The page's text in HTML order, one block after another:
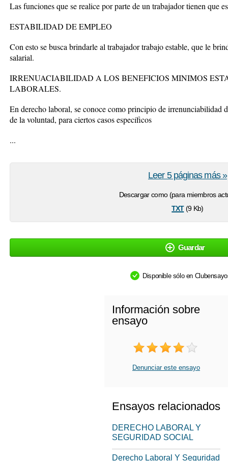
Las funciones que se realice por parte de un trabajador tienen que
ESTABILIDAD DE EMPLEO
Con esto se busca brindarle al trabajador trabajo estable, que le
salarial.
IRRENUACIABILIDAD A LOS BENEFICIOS MINIMOS
LABORALES.
En derecho laboral, se conoce como principio de irrenunciabilidad
de la voluntad, para ciertos casos específicos
...
Descargar como (para miembros
txt(9 Kb)
Leer 5 páginas más »
Guardar
Disponible sólo en
Información sobre
ensayo
Denunciar este ensayo
Ensayos relacionados
DERECHO LABORAL Y
SEGURIDAD SOCIAL
Derecho Laboral Y Seguridad